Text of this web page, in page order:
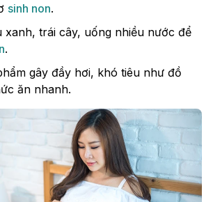
sinh non.
xanh, trái cây, uống nhiều nước để
.
gây đầy hơi, khó tiêu như đồ
ăn nhanh.